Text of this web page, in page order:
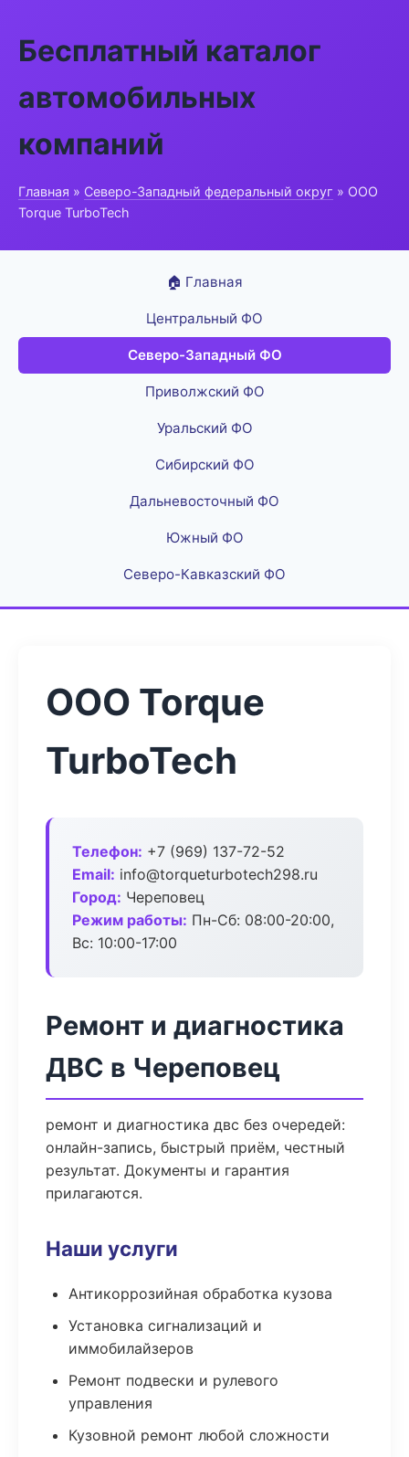
Бесплатный каталог
автомобильных
компаний
Главная » Северо-Западный федеральный округ » ООО
Torque TurboTech
🏠 Главная
Центральный ФО
Северо-Западный ФО
Приволжский ФО
Уральский ФО
Сибирский ФО
Дальневосточный ФО
Южный ФО
Северо-Кавказский ФО
ООО Torque
TurboTech
Телефон: +7 (969) 137-72-52
Email: info@torqueturbotech298.ru
Город: Череповец
Режим работы: Пн-Сб: 08:00-20:00,
Вс: 10:00-17:00
Ремонт и диагностика
ДВС в Череповец
ремонт и диагностика двс без очередей:
онлайн-запись, быстрый приём, честный
результат. Документы и гарантия
прилагаются.
Наши услуги
Антикоррозийная обработка кузова
Установка сигнализаций и
иммобилайзеров
Ремонт подвески и рулевого
управления
Кузовной ремонт любой сложности